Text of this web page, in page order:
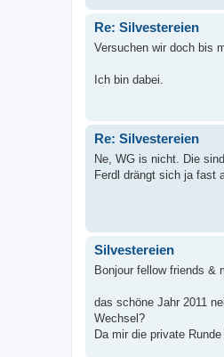
Re: Silvestereien
Versuchen wir doch bis
Ich bin dabei.
Re: Silvestereien
Ne, WG is nicht. Die
Ferdl drängt sich ja fast
Silvestereien
Bonjour fellow friends &
das schöne Jahr 2011
Wechsel?
Da mir die private